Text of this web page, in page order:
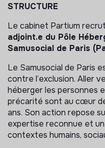
STRUCTURE
Le cabinet Partium
adjoint.e du Pôle
Samusocial de Paris
Le Samusocial de Paris
contre l’exclusion. Aller
héberger les personnes
précarité sont au cœur
ans. Son action repose
expertise reconnue et
contextes humains,